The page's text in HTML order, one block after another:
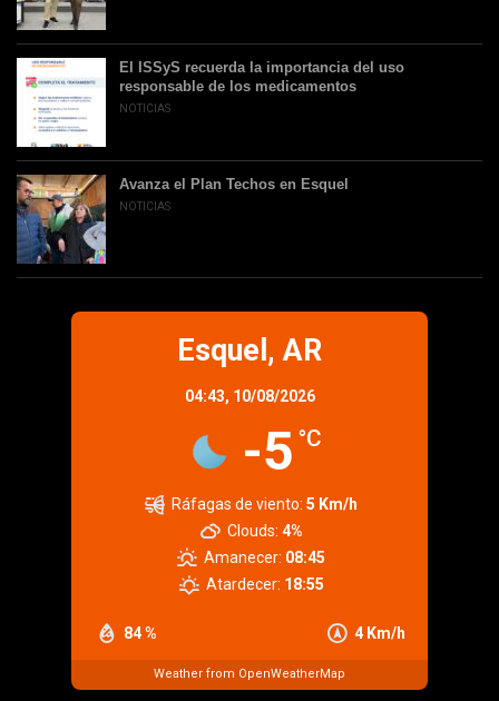
El ISSyS recuerda la importancia del uso
responsable de los medicamentos
NOTICIAS
Avanza el Plan Techos en Esquel
NOTICIAS
Esquel, AR
04:43, 10/08/2026
-5 °C
84 % 4 Km/h
Ráfagas de viento: 5 Km/h
Clouds: 4%
Amanecer: 08:45
Atardecer: 18:55
Weather from OpenWeatherMap